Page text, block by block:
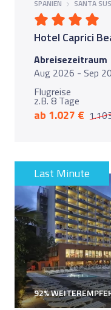
SPANIEN SANTA
Hotel Caprici
Abreisezeitraum
Aug 2026 - Sep
Flugreise
z.B. 8 Tage
ab 1.027 €
Last Minute
92%